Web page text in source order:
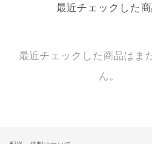
最近チェックした
最近チェックした商品はま
ん。